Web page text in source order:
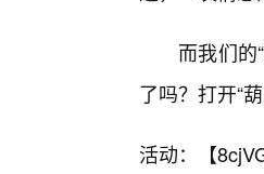
而我们
了吗？打开“
活动：【